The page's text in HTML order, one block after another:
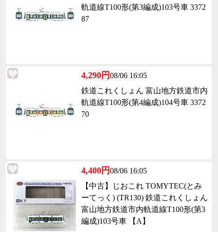
軌道線T100形(第3編成)103号車 3372
87
4,290円08/06 16:05
鉄道これくしょん 富山地方鉄道市内
軌道線T100形(第4編成)104号車 3372
70
4,400円08/06 16:05
【中古】じおこれ TOMYTEC(とみ
ーてっく) (TR130) 鉄道これくしょん
富山地方鉄道市内軌道線T100形(第3
編成)103号車 【A】